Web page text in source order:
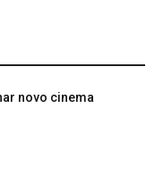
novo cinema